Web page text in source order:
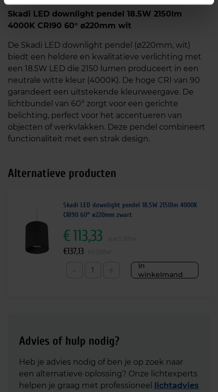
Skadi LED downlight pendel 18.5W 2150lm
4000K CRI90 60° ø220mm wit
De Skadi LED downlight pendel (ø220mm, wit)
biedt een heldere en kwalitatieve verlichting met
een 18.5W LED die 2150 lumen produceert in een
neutrale witte kleur (4000K). De hoge CRI van 90
garandeert een uitstekende kleurweergave. De
lichtbundel van 60° zorgt voor een gerichte
belichting, perfect voor het accentueren van
objecten of werkvlakken. Deze pendel combineert
functionaliteit met een strak design.
Alternatieve producten
Skadi LED downlight pendel 18.5W 2150lm 4000K
CRI90 60° ø220mm zwart
In
winkelmand
€113,33
€137,13
Advies of hulp nodig?
Heb je advies nodig of ben je op zoek naar
een alternatieve oplossing? Onze lichtexperts
helpen je graag met professioneel lichtadvies